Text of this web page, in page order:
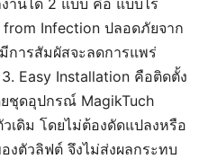
Infection ปลอดภัยจาก
การสัมผัสจะลดการแพร่
Easy Installation คือติดตั้ง
ชุดอุปกรณ์ MagikTuch
เดิม โดยไม่ต้องดัดแปลงหรือ
งตัวลิฟต์ จึงไม่ส่งผลกระทบ